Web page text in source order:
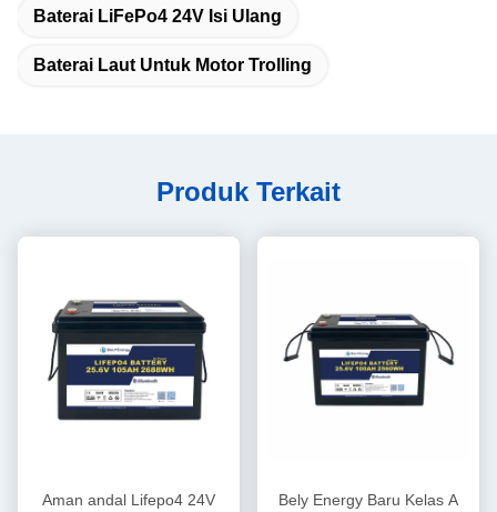
Baterai LiFePo4 24V Isi Ulang
Baterai Laut Untuk Motor Trolling
Produk Terkait
Aman andal Lifepo4 24V
Bely Energy Baru Kelas A